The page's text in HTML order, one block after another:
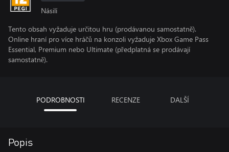
Násilí
Tento obsah vyžaduje určitou hru (prodávanou samostatně).
Online hraní pro více hráčů na konzoli vyžaduje Xbox Game Pass
Essential, Premium nebo Ultimate (předplatná se prodávají
samostatně).
PODROBNOSTI RECENZE DALŠÍ
Popis